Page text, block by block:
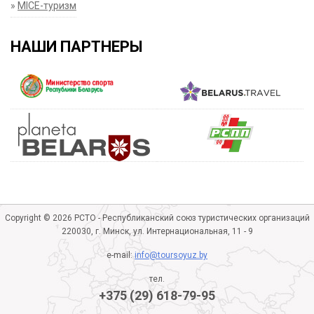
» MICE-туризм
НАШИ ПАРТНЕРЫ
Copyright © 2026 РСТО - Республиканский союз туристических организаций
220030, г. Минск, ул. Интернациональная, 11 - 9
e-mail:info@toursoyuz.by
тел.
+375 (29) 618-79-95